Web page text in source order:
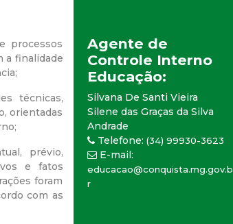
processos
a finalidade
técnicas,
orientadas
prévio,
e fatos
foram
com as
Agente de
Controle Interno
Educação:
Silvana De Santi Vieira
Silene das Graças da Silva
Andrade
Telefone: (34) 99930-3623
E-mail:
educacao@conquista.mg.gov.b
r